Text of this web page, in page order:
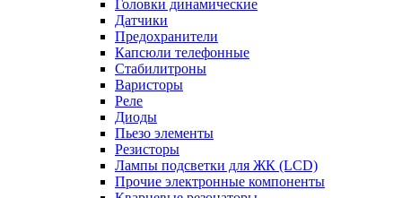
Головки динамические
Датчики
Предохранители
Капсюли телефонные
Стабилитроны
Варисторы
Реле
Диоды
Пьезо элементы
Резисторы
Лампы подсветки для ЖК (LCD)
Прочие электронные компоненты